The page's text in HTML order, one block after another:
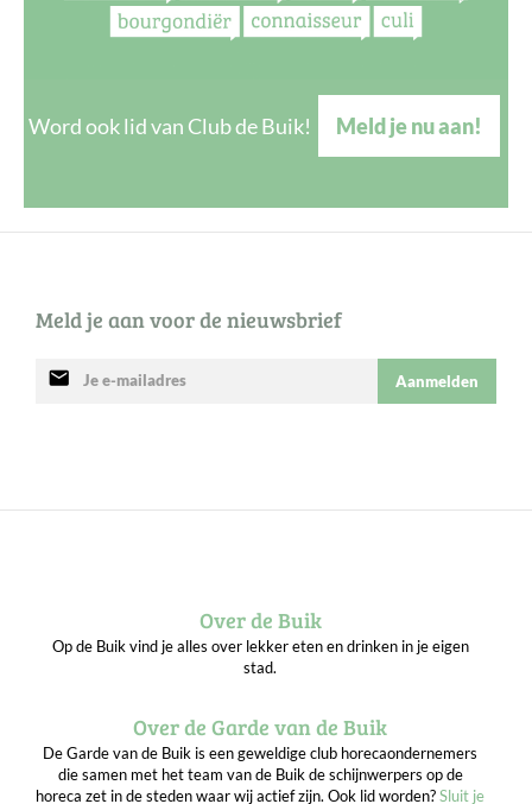
Word ook lid van Club de Buik! Meld je nu aan!
Meld je aan voor de nieuwsbrief
mail Aanmelden
Over de Buik
Op de Buik vind je alles over lekker eten en drinken in je eigen
stad.
Over de Garde van de Buik
De Garde van de Buik is een geweldige club horecaondernemers
die samen met het team van de Buik de schijnwerpers op de
horeca zet in de steden waar wij actief zijn. Ook lid worden?Sluit je